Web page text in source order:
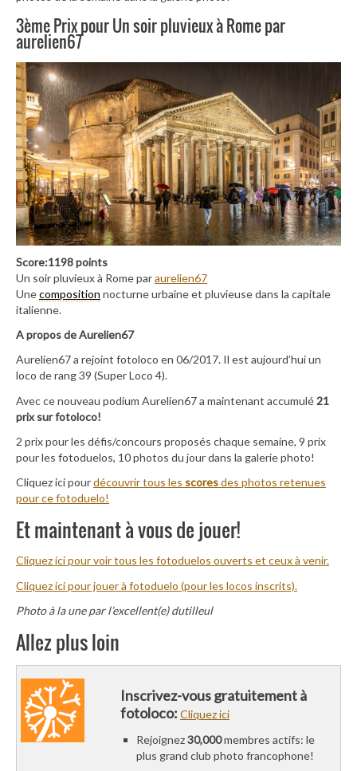
3ème Prix pour Un soir pluvieux à Rome par
aurelien67
Score:1198 points
Un soir pluvieux à Rome paraurelien67
Unecomposition nocturne urbaine et pluvieuse dans la capitale
italienne.
A propos de Aurelien67
Aurelien67 a rejoint fotoloco en 06/2017. Il est aujourd’hui un
loco de rang 39 (Super Loco 4).
Avec ce nouveau podium Aurelien67 a maintenant accumulé21
prix sur fotoloco!
2 prix pour les défis/concours proposés chaque semaine, 9 prix
pour les fotoduelos, 10 photos du jour dans la galerie photo!
Cliquez ici pourdécouvrir tous les scoresdes photos retenues
pour ce fotoduelo!
Et maintenant à vous de jouer!
Cliquez ici pour voir tous les fotoduelos ouverts et ceux à venir.
Cliquez ici pour jouer à fotoduelo (pour les locos inscrits).
Photo à la une par l’excellent(e) dutilleul
Allez plus loin
Inscrivez-vous gratuitement à
fotoloco: Cliquez ici
Rejoignez30,000membres actifs: le
plus grand club photo francophone!